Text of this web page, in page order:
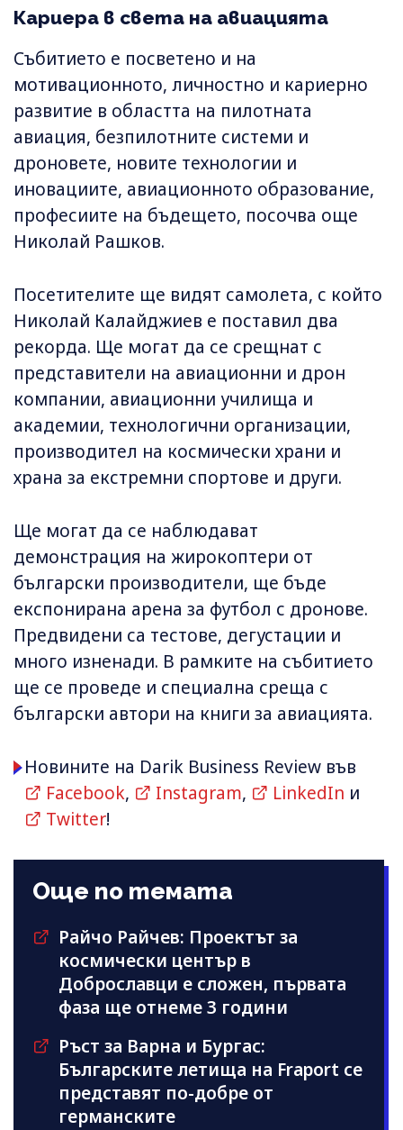
Кариера в света на авиацията
Събитието е посветено и на
мотивационното, личностно и кариерно
развитие в областта на пилотната
авиация, безпилотните системи и
дроновете, новите технологии и
иновациите, авиационното образование,
професиите на бъдещето, посочва още
Николай Рашков.
Посетителите ще видят самолета, с който
Николай Калайджиев е поставил два
рекорда. Ще могат да се срещнат с
представители на авиационни и дрон
компании, авиационни училища и
академии, технологични организации,
производител на космически храни и
храна за екстремни спортове и други.
Ще могат да се наблюдават
демонстрация на жирокоптери от
български производители, ще бъде
експонирана арена за футбол с дронове.
Предвидени са тестове, дегустации и
много изненади. В рамките на събитието
ще се проведе и специална среща с
български автори на книги за авиацията.
Новините на Darik Business Review във
Facebook, Instagram, LinkedIn и
Twitter!
Още по темата
Райчо Райчев: Проектът за
космически център в
Доброславци е сложен, първата
фаза ще отнеме 3 години
Ръст за Варна и Бургас:
Българските летища на Fraport се
представят по-добре от
германските